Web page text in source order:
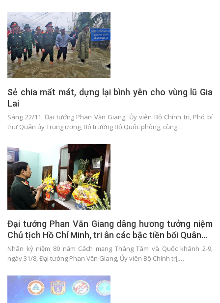
Sẻ chia mất mát, dựng lại bình yên cho vùng lũ Gia
Lai
Sáng 22/11, Đại tướng Phan Văn Giang, Ủy viên Bộ Chính trị, Phó bí
thư Quân ủy Trung ương, Bộ trưởng Bộ Quốc phòng, cùng…
Đại tướng Phan Văn Giang dâng hương tưởng niệm
Chủ tịch Hồ Chí Minh, tri ân các bậc tiền bối Quân…
Nhân kỷ niệm 80 năm Cách mạng Tháng Tám và Quốc khánh 2-9,
ngày 31/8, Đại tướng Phan Văn Giang, Ủy viên Bộ Chính trị,…